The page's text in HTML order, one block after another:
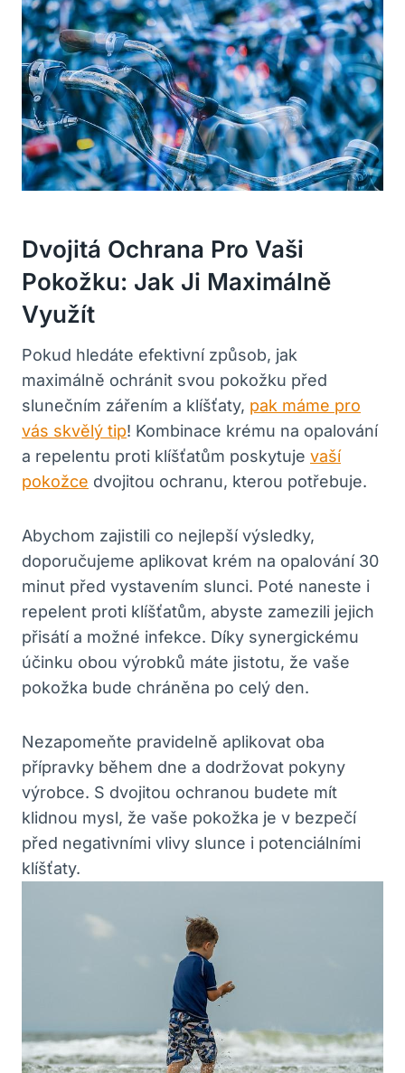
Dvojitá Ochrana Pro Vaši
Pokožku: Jak Ji Maximálně
Využít
Pokud hledáte efektivní způsob, jak
maximálně ochránit svou pokožku před
slunečním zářením a klíšťaty, pak máme pro
vás skvělý tip! Kombinace krému na opalování
a repelentu proti klíšťatům poskytuje vaší
pokožce dvojitou ochranu, kterou potřebuje.
Abychom zajistili co nejlepší výsledky,
doporučujeme aplikovat krém na opalování 30
minut před vystavením slunci. Poté naneste i
repelent proti klíšťatům, abyste zamezili jejich
přisátí a možné infekce. Díky synergickému
účinku obou výrobků máte jistotu, že vaše
pokožka bude chráněna po celý den.
Nezapomeňte pravidelně aplikovat oba
přípravky během dne a dodržovat pokyny
výrobce. S dvojitou ochranou budete mít
klidnou mysl, že vaše pokožka je v bezpečí
před negativními vlivy slunce i potenciálními
klíšťaty.